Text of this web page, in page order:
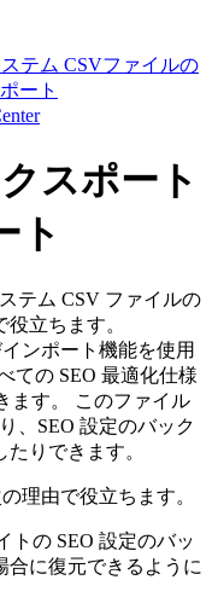
スポート
ト
ンポート機能を使用
ての SEO 最適化仕様
ます。 このファイル
、SEO 設定のバック
りできます。
理由で役立ちます。
トの SEO 設定のバッ
合に復元できるように